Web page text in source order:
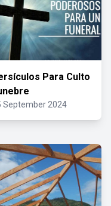
Para Culto
September 2024